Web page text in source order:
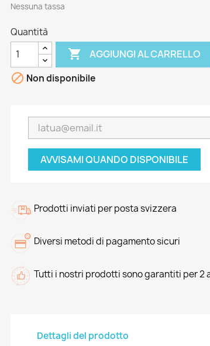
Nessuna tassa
Quantità
 AGGIUNGI AL CARRELLO
 Non disponibile
AVVISAMI QUANDO DISPONIBILE
Prodotti inviati per posta svizzera
Diversi metodi di pagamento sicuri
Tutti i nostri prodotti sono garantiti per 2
Dettagli del prodotto